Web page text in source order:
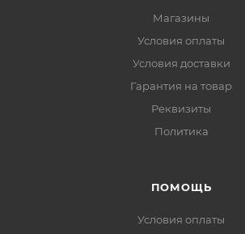
Магазины
Условия оплаты
Условия доставки
Гарантия на товар
Реквизиты
Политика
ПОМОЩЬ
Условия оплаты